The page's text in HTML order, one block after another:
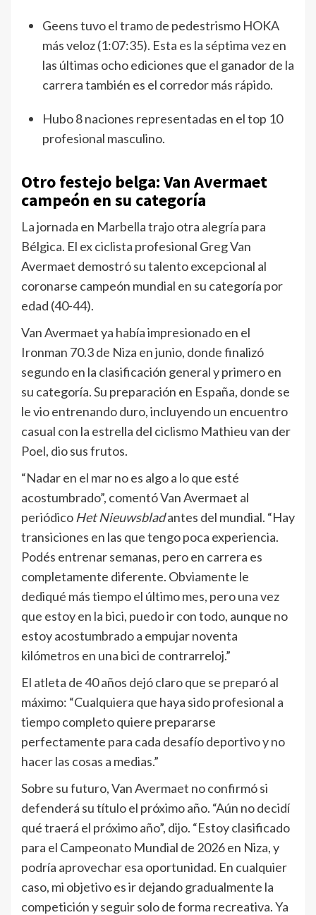
Geens tuvo el tramo de pedestrismo HOKA
más veloz (1:07:35). Esta es la séptima vez en
las últimas ocho ediciones que el ganador de la
carrera también es el corredor más rápido.
Hubo 8 naciones representadas en el top 10
profesional masculino.
Otro festejo belga: Van Avermaet
campeón en su categoría
La jornada en Marbella trajo otra alegría para
Bélgica. El ex ciclista profesional Greg Van
Avermaet demostró su talento excepcional al
coronarse campeón mundial en su categoría por
edad (40-44).
Van Avermaet ya había impresionado en el
Ironman 70.3 de Niza en junio, donde finalizó
segundo en la clasificación general y primero en
su categoría. Su preparación en España, donde se
le vio entrenando duro, incluyendo un encuentro
casual con la estrella del ciclismo Mathieu van der
Poel, dio sus frutos.
“Nadar en el mar no es algo a lo que esté
acostumbrado”, comentó Van Avermaet al
periódico Het Nieuwsbladantes del mundial. “Hay
transiciones en las que tengo poca experiencia.
Podés entrenar semanas, pero en carrera es
completamente diferente. Obviamente le
dediqué más tiempo el último mes, pero una vez
que estoy en la bici, puedo ir con todo, aunque no
estoy acostumbrado a empujar noventa
kilómetros en una bici de contrarreloj.”
El atleta de 40 años dejó claro que se preparó al
máximo: “Cualquiera que haya sido profesional a
tiempo completo quiere prepararse
perfectamente para cada desafío deportivo y no
hacer las cosas a medias.”
Sobre su futuro, Van Avermaet no confirmó si
defenderá su título el próximo año. “Aún no decidí
qué traerá el próximo año”, dijo. “Estoy clasificado
para el Campeonato Mundial de 2026 en Niza, y
podría aprovechar esa oportunidad. En cualquier
caso, mi objetivo es ir dejando gradualmente la
competición y seguir solo de forma recreativa. Ya